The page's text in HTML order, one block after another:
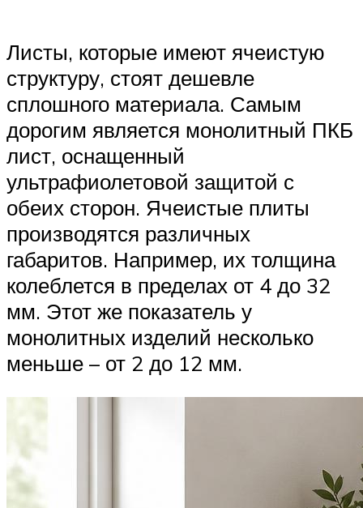
Листы, которые имеют ячеистую
структуру, стоят дешевле
сплошного материала. Самым
дорогим является монолитный ПКБ
лист, оснащенный
ультрафиолетовой защитой с
обеих сторон. Ячеистые плиты
производятся различных
габаритов. Например, их толщина
колеблется в пределах от 4 до 32
мм. Этот же показатель у
монолитных изделий несколько
меньше – от 2 до 12 мм.